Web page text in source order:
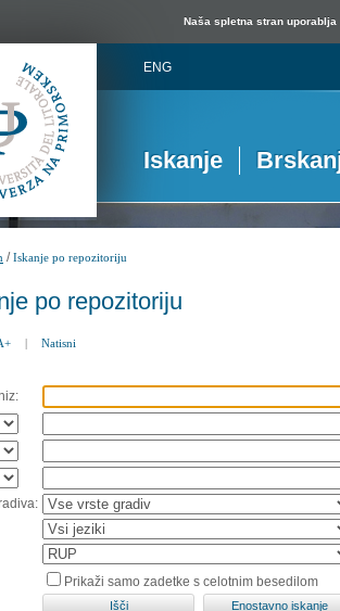
Naša spletna stran
ENG
Iskanje
/Iskanje po repozitoriju
po repozitoriju
| Natisni
Prikaži samo zadetke s celotnim besedilom